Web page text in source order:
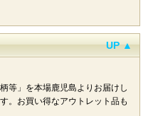
UP ▲
等」を本場鹿児島よりお届けし
。お買い得なアウトレット品も